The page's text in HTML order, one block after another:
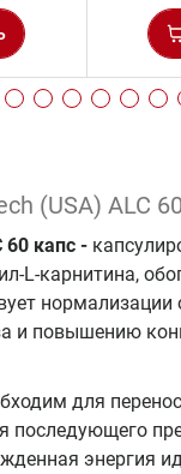
(USA) ALC
60 капс -
L-карнитина,
нормализации
и повышению
для
последующего
энергия